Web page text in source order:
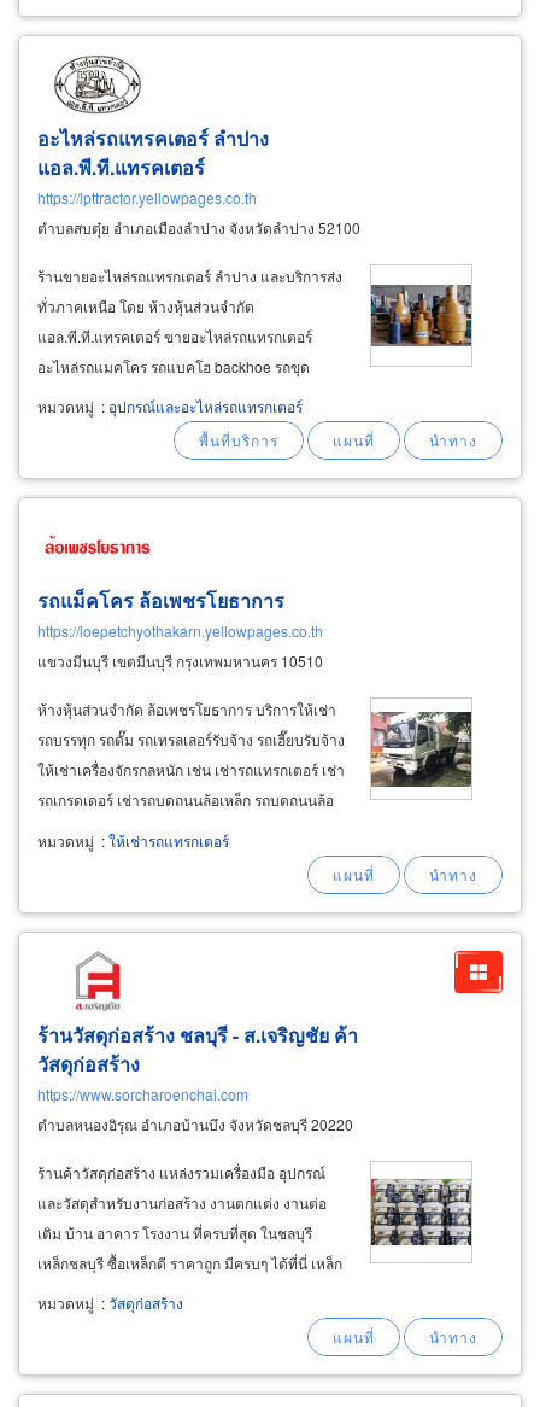
อะไหล่รถแทรคเตอร์ ลำปาง
แอล.พี.ที.แทรคเตอร์
https://lpttractor.yellowpages.co.th
ตำบลสบตุ๋ย อำเภอเมืองลำปาง จังหวัดลำปาง 52100
ร้านขายอะไหล่รถแทรกเตอร์ ลำปาง และบริการส่ง
ทั่วภาคเหนือ โดย ห้างหุ้นส่วนจำกัด
แอล.พี.ที.แทรคเตอร์ ขายอะไหล่รถแทรกเตอร์
อะไหล่รถแมคโคร รถแบคโฮ backhoe รถขุด
excavator อะไหล่รถตักตีนตะขาบ รถตักล้อยาง รถ
เจาะ รถดัน รถเกรดเดอร์ รถบดล้อเหล็ก รถบดล้อ
ยาง รถบดสั่นสะเทือน รถเกลี่ยดิน ยี่ห้อ แคต โคมัสสุ
โกเบลโก้
หมวดหมู่ : อุปกรณ์และอะไหล่รถแทรกเตอร์
รถแม็คโคร ล้อเพชรโยธาการ
https://loepetchyothakarn.yellowpages.co.th
แขวงมีนบุรี เขตมีนบุรี กรุงเทพมหานคร 10510
ห้างหุ้นส่วนจำกัด ล้อเพชรโยธาการ บริการให้เช่า
รถบรรทุก รถดั๊ม รถเทรลเลอร์รับจ้าง รถเฮี๊ยบรับจ้าง
ให้เช่าเครื่องจักรกลหนัก เช่น เช่ารถแทรกเตอร์ เช่า
รถเกรดเดอร์ เช่ารถบดถนนล้อเหล็ก รถบดถนนล้อ
ยาง บริการให้เช่ารถเฮี๊ยบ รถบรรทุกติดเครน รถเฮี๊ย
บรับจ้าง (truck crane rental) งานยกย้ายสินค้า ยก
หมวดหมู่ :ให้เช่ารถแทรกเตอร์
ร้านวัสดุก่อสร้าง ชลบุรี - ส.เจริญชัย ค้า
วัสดุก่อสร้าง
https://www.sorcharoenchai.com
ตำบลหนองอิรุณ อำเภอบ้านบึง จังหวัดชลบุรี 20220
ร้านค้าวัสดุก่อสร้าง แหล่งรวมเครื่องมือ อุปกรณ์
และวัสดุสำหรับงานก่อสร้าง งานตกแต่ง งานต่อ
เติม บ้าน อาคาร โรงงาน ที่ครบที่สุด ในชลบุรี
เหล็กชลบุรี ซื้อเหล็กดี ราคาถูก มีครบๆ ได้ที่นี่ เหล็ก
รูปพรรณราคาส่ง-เหล็กก่อสร้าง-เหล็กบีมราคาส่ง
หมวดหมู่ :วัสดุก่อสร้าง